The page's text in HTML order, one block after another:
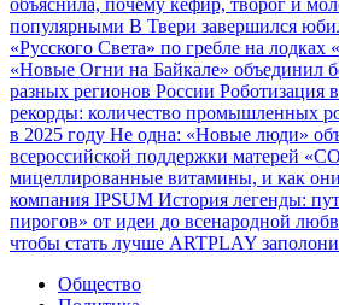
популярными В Твери завершился
«Русского Света» по гребле на лодках
«Новые Огни на Байкале» объединил
разных регионов России Роботизация
рекорды: количество промышленных
в 2025 году Не одна: «Новые люди»
всероссийской поддержки матерей
мицеллированные витамины, и как они
компания IPSUM История легенды:
пирогов» от идеи до всенародной
чтобы стать лучше ARTPLAY
Общество